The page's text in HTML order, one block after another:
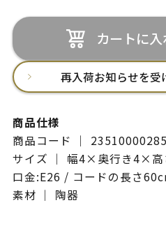
カートに入
再入荷お知らせを受
商品仕様
商品コード ｜
サイズ ｜ 幅4×奥行き4×
口金:E26 / コードの長さ
素材 ｜ 陶器